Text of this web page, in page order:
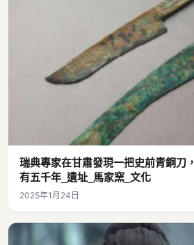
瑞典專家在甘肅發現一把史前青銅刀
有五千年_遺址_馬家窯_文化
2025年1月24日